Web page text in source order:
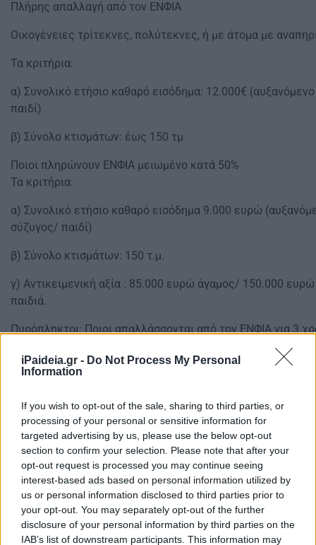
iPaideia.gr - Do Not Process My Personal
Information
If you wish to opt-out of the sale, sharing to third parties, or
processing of your personal or sensitive information for
targeted advertising by us, please use the below opt-out
section to confirm your selection. Please note that after your
opt-out request is processed you may continue seeing
interest-based ads based on personal information utilized by
us or personal information disclosed to third parties prior to
your opt-out. You may separately opt-out of the further
disclosure of your personal information by third parties on the
IAB’s list of downstream participants. This information may
Πλήρης απαλλαγή από τον ΕΝΦΙΑ
Οικογένειες τρίτεκνες, πολύτεκνες, ή με άτομα με
Τα κριτήρια:
α) Συνολικό ετήσιο καθαρό εισόδημα: 12.000€
παιδί)
β) Σύνολο κτισμάτων: έως 150 τμ
Ποιοι πληρώνουν ΕΝΦΙΑ μειωμένο κατά 50%
Τα κριτήρια:
α) Συνολικό ετήσιο καθαρό εισόδημα 9.000 ευρώ
σύζυγος/ παιδί)
β) Σύνολο κτισμάτων: 150 τ.μ.
γ) Αντικειμενική αξία : 85.000 ευρώ άγαμος/ 150.000
παιδιά.
Πυρόπληκτοι: Ποιοι απαλλάσσονται από τον ΕΝΦΙΑ για 3
Απαλλαγή από τον ΕΝΦΙΑ μόνο για τα ακίνητα που έχουν
ζημία από τις πυρκαγιές και όχι για το σύνολο των
Πλήρη απαλλαγή για το σύνολο των ακινήτων, δικαιούνται
των δήμων Μαντουδίου – Λίμνης- Αγίας Άννας και
Περιφερειακής Ενότητας Ευβοίας.
Η διαδικασία θα δρομολογηθεί αρχικά μέσα από την
ειδική πλατφόρμα της Ανεξάρτητης Αρχής Δημοσίων
θα πιστοποιείται με την εξέταση του φακέλου από την
υπουργείου Υποδομών και Μεταφορών.